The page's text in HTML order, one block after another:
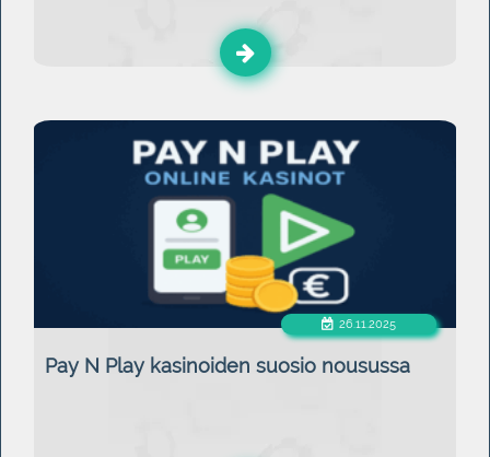
26.11.2025
Pay N Play kasinoiden suosio nousussa